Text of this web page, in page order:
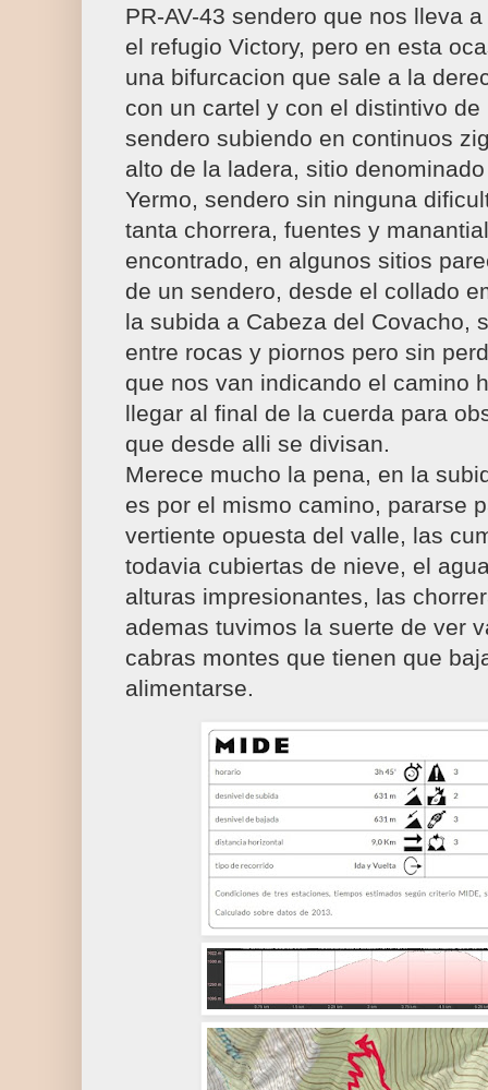
PR-AV-43 sendero que nos lleva
el refugio Victory, pero en esta
una bifurcacion que sale a la
con un cartel y con el distintivo de
sendero subiendo en continuos
alto de la ladera, sitio
Yermo, sendero sin ninguna
tanta chorrera, fuentes y
encontrado, en algunos sitios
de un sendero, desde el collado
la subida a Cabeza del Covacho,
entre rocas y piornos pero sin
que nos van indicando el camino
llegar al final de la cuerda para
que desde alli se divisan.
Merece mucho la pena, en la
es por el mismo camino, pararse
vertiente opuesta del valle, las
todavia cubiertas de nieve, el
alturas impresionantes, las
ademas tuvimos la suerte de ver
cabras montes que tienen que
alimentarse.